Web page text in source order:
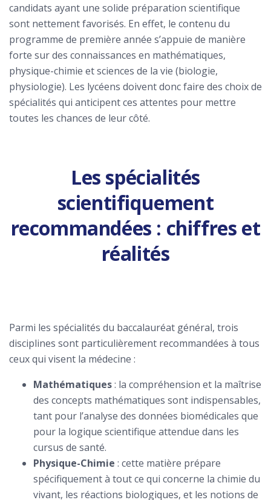
candidats ayant une solide préparation scientifique
sont nettement favorisés. En effet, le contenu du
programme de première année s’appuie de manière
forte sur des connaissances en mathématiques,
physique-chimie et sciences de la vie (biologie,
physiologie). Les lycéens doivent donc faire des choix de
spécialités qui anticipent ces attentes pour mettre
toutes les chances de leur côté.
Les spécialités
scientifiquement
recommandées : chiffres et
réalités
Parmi les spécialités du baccalauréat général, trois
disciplines sont particulièrement recommandées à tous
ceux qui visent la médecine :
Mathématiques: la compréhension et la maîtrise
des concepts mathématiques sont indispensables,
tant pour l’analyse des données biomédicales que
pour la logique scientifique attendue dans les
cursus de santé.
Physique-Chimie : cette matière prépare
spécifiquement à tout ce qui concerne la chimie du
vivant, les réactions biologiques, et les notions de